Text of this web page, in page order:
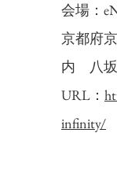
会場：
京都府
内　八
URL：
infinity/